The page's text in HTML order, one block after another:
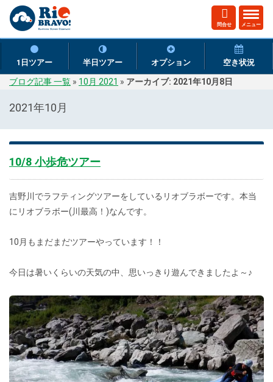
ト
グ
ナ
ビ
メニュー
問合せ
1日ツアー 半日ツアー オプション 空き状況
ブログ記事 一覧 » 10月 2021 » アーカイブ: 2021年10月8日
2021年10月
10/8 小歩危ツアー
吉野川でラフティングツアーをしているリオブラボーです。本当
にリオブラボー(川最高！)なんです。
10月もまだまだツアーやっています！！
今日は暑いくらいの天気の中、思いっきり遊んできましたよ～♪